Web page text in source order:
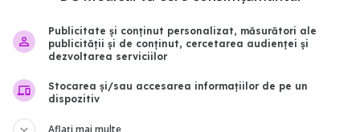
Publicitate și conținut personalizat, măsurători ale
publicității și de conținut, cercetarea audienței și
dezvoltarea serviciilor
Stocarea și/sau accesarea informațiilor de pe un
dispozitiv
Aflați mai multe